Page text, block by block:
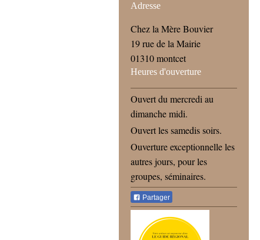
Adresse
Chez la Mère Bouvier
19 rue de la Mairie
01310 montcet
Heures d'ouverture
Ouvert du mercredi au
dimanche midi.
Ouvert les samedis soirs.
Ouverture exceptionnelle les
autres jours, pour les
groupes, séminaires.
Partager